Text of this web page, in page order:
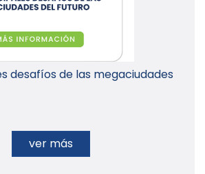
desafíos de las megaciudades
ver más